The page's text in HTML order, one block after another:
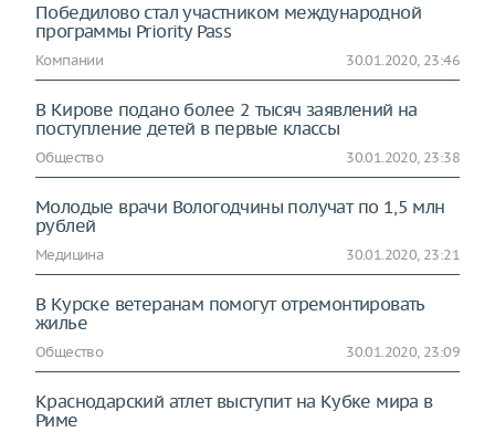
Победилово стал участником международной
программы Priority Pass
Компании 30.01.2020, 23:46
В Кирове подано более 2 тысяч заявлений на
поступление детей в первые классы
Общество 30.01.2020, 23:38
Молодые врачи Вологодчины получат по 1,5 млн
рублей
Медицина 30.01.2020, 23:21
В Курске ветеранам помогут отремонтировать
жилье
Общество 30.01.2020, 23:09
Краснодарский атлет выступит на Кубке мира в
Риме